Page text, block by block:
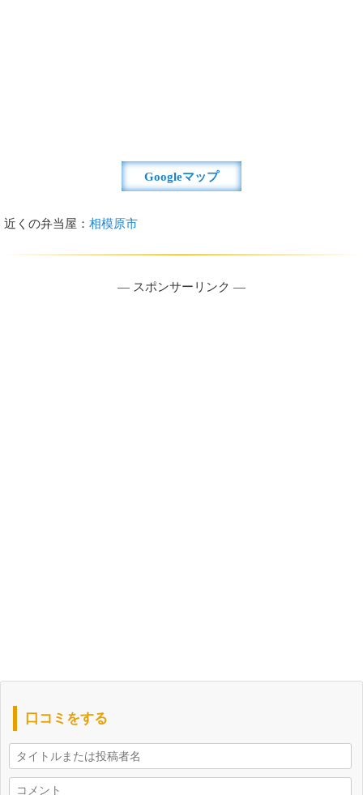
Googleマップ
近くの弁当屋： 相模原市
― スポンサーリンク ―
口コミをする